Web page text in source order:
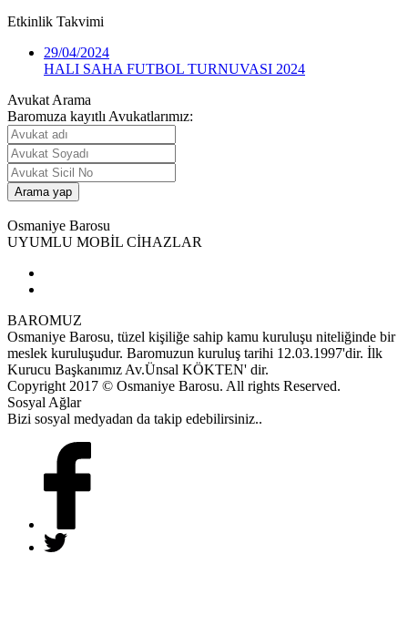
Etkinlik Takvimi
29/04/2024
HALI SAHA FUTBOL TURNUVASI 2024
Avukat Arama
Baromuza kayıtlı Avukatlarımız:
Osmaniye Barosu
UYUMLU MOBİL CİHAZLAR
BAROMUZ
Osmaniye Barosu, tüzel kişiliğe sahip kamu kuruluşu niteliğinde bir
meslek kuruluşudur. Baromuzun kuruluş tarihi 12.03.1997'dir. İlk
Kurucu Başkanımız Av.Ünsal KÖKTEN' dir.
Copyright 2017 © Osmaniye Barosu. All rights Reserved.
Sosyal Ağlar
Bizi sosyal medyadan da takip edebilirsiniz..